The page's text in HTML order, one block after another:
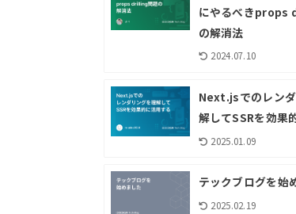
にやるべきprops
の解消法
2024.07.10
Next.jsでのレン
解してSSRを効果
2025.01.09
テックブログを始
2025.02.19